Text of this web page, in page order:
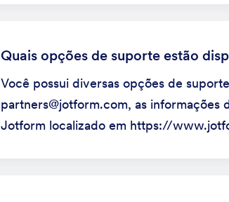
Quais opções de suporte estão
Você possui diversas opções de
partners@jotform.com, as
Jotform localizado em https://